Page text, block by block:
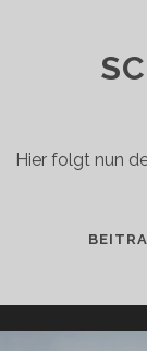
Hier folgt nun